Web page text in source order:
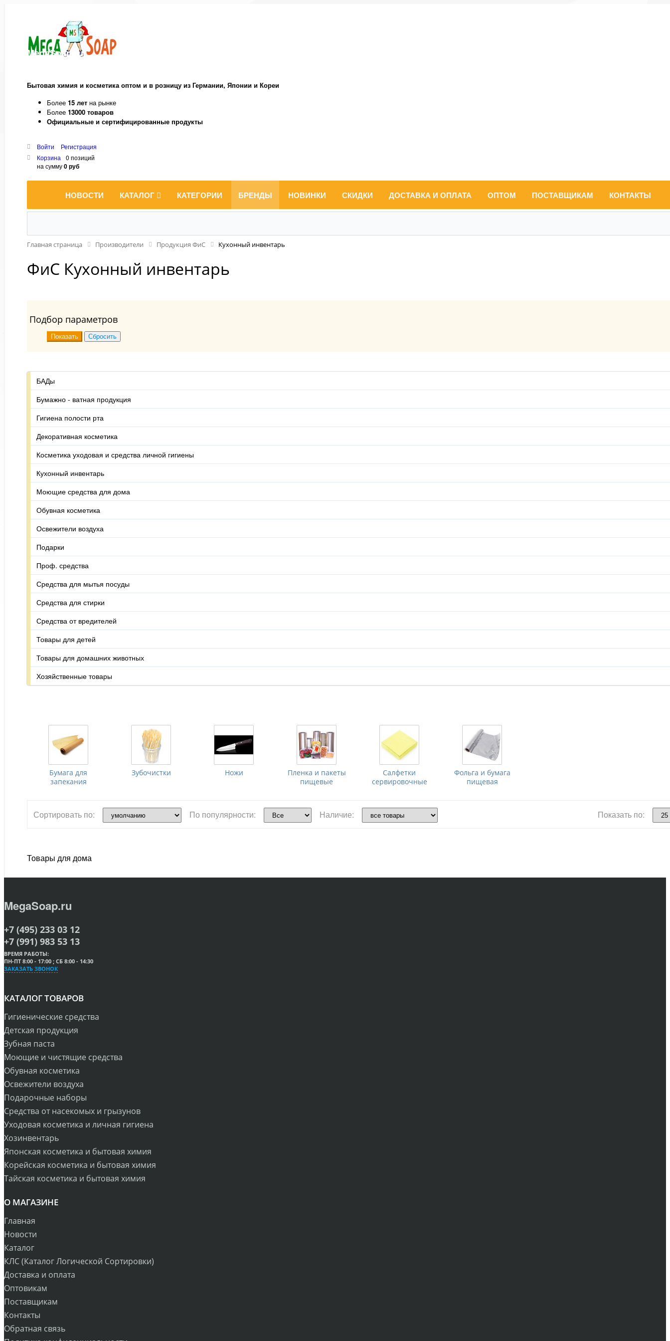
MegaSoap.ru
Бытовая химия и косметика оптом и в розницу из Германии, Японии и Кореи
Более 15 лет на рынке
Более 13000 товаров
Официальные и сертифицированные продукты
Войти
Регистрация
Корзина
0 позиций
на сумму0 руб
НОВОСТИ КАТАЛОГ КАТЕГОРИИ БРЕНДЫ НОВИНКИ СКИДКИ ДОСТАВКА И ОПЛАТА ОПТОМ ПОСТАВЩИКАМ КОНТАКТЫ
Главная страница Производители Продукция ФиС Кухонный инвентарь
ФиС Кухонный инвентарь
Подбор параметров
БАДы
Бумажно - ватная продукция
Гигиена полости рта
Декоративная косметика
Косметика уходовая и средства личной гигиены
Кухонный инвентарь
Моющие средства для дома
Обувная косметика
Освежители воздуха
Подарки
Проф. средства
Средства для мытья посуды
Средства для стирки
Средства от вредителей
Товары для детей
Товары для домашних животных
Хозяйственные товары
Бумага для
запекания
Зубочистки Ножи
Пленка и пакеты
пищевые
Салфетки
сервировочные
Фольга и бумага
пищевая
Сортировать по: По популярности: Наличие: Показать по:
Товары для дома
MegaSoap.ru
+7 (495) 233 03 12
+7 (991) 983 53 13
ВРЕМЯ РАБОТЫ:
ПН-ПТ 8:00 - 17:00 ; СБ 8:00 - 14:30
ЗАКАЗАТЬ ЗВОНОК
КАТАЛОГ ТОВАРОВ
Гигиенические средства
Детская продукция
Зубная паста
Моющие и чистящие средства
Обувная косметика
Освежители воздуха
Подарочные наборы
Средства от насекомых и грызунов
Уходовая косметика и личная гигиена
Хозинвентарь
Японская косметика и бытовая химия
Корейская косметика и бытовая химия
Тайская косметика и бытовая химия
О МАГАЗИНЕ
Главная
Новости
Каталог
КЛС (Каталог Логической Сортировки)
Доставка и оплата
Оптовикам
Поставщикам
Контакты
Обратная связь